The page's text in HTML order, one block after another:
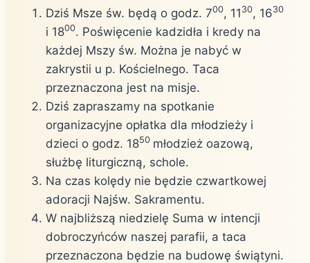
Dziś Msze św. będą o godz. 700, 11 30, 1630
i 1800. Poświęcenie kadzidła i kredy na
każdej Mszy św. Można je nabyć w
zakrystii u p. Kościelnego. Taca
przeznaczona jest na misje.
Dziś zapraszamy na spotkanie
organizacyjne opłatka dla młodzieży i
dzieci o godz. 1850 młodzież oazową,
służbę liturgiczną, schole.
Na czas kolędy nie będzie czwartkowej
adoracji Najśw. Sakramentu.
W najbliższą niedzielę Suma w intencji
dobroczyńców naszej parafii, a taca
przeznaczona będzie na budowę świątyni.